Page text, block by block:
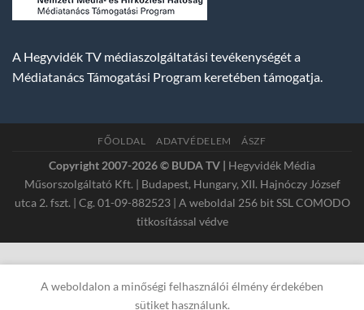
A Hegyvidék TV médiaszolgáltatási tevékenységét a
Médiatanács Támogatási Program keretében támogatja.
FŐOLDAL ADATVÉDELEM ÁSZF
Copyright 2007-2026 © BUDA TV | Hegyvidék Média
Műsorszolgáltató Kft. | Budapest, Hungary, XII. Hajnóczy József
utca 2. fszt. | Cg. 01-09-882523 | A weboldal 256 bit SSL COMODO
titkosítással védve
A weboldalon a minőségi felhasználói élmény érdekében
sütiket használunk.